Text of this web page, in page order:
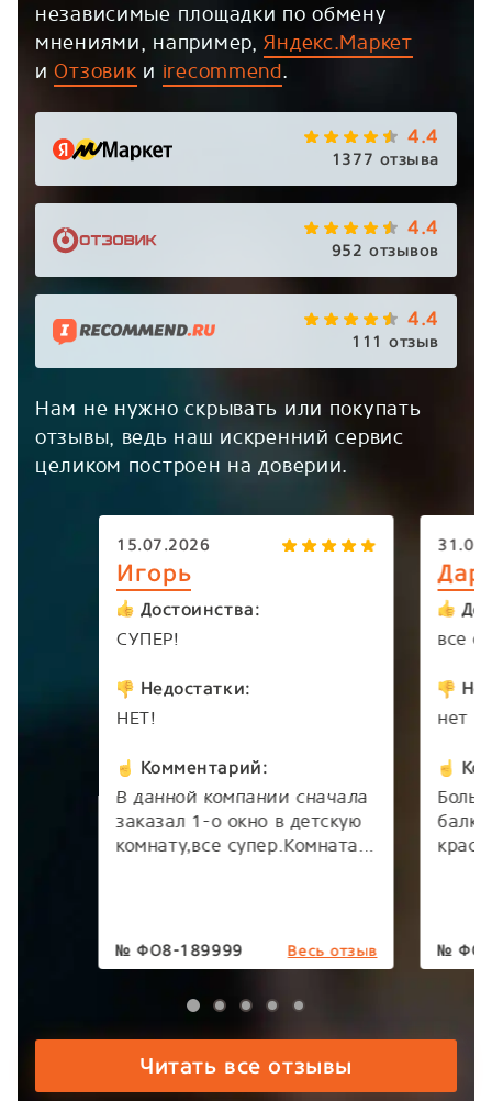
независимые площадки по обмену
мнениями, например,Яндекс.Маркет
иОтзовик и irecommend.
4.4
1377 отзыва
4.4
952 отзывов
4.4
111 отзыв
Нам не нужно скрывать или покупать
отзывы, ведь наш искренний сервис
целиком построен на доверии.
15.07.2026
Игорь
Достоинства:
СУПЕР!
Недостатки:
НЕТ!
Комментарий:
В данной компании сначала
заказал 1-о окно в детскую
комнату,все супер.Комната
окно,ответ очевидный. Все
как в первый раз ребята
все четко быстро и
качественно. Хочу отметить
работу двух человек из
данной компании Илья-
№ФО8-189999 Весь отзыв
все
нет
№
Читать все отзывы